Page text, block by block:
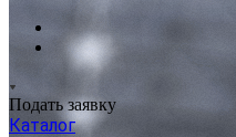
Подать заявку
Каталог